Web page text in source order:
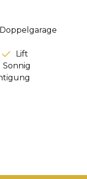
Doppelgarage
Lift
Sonnig